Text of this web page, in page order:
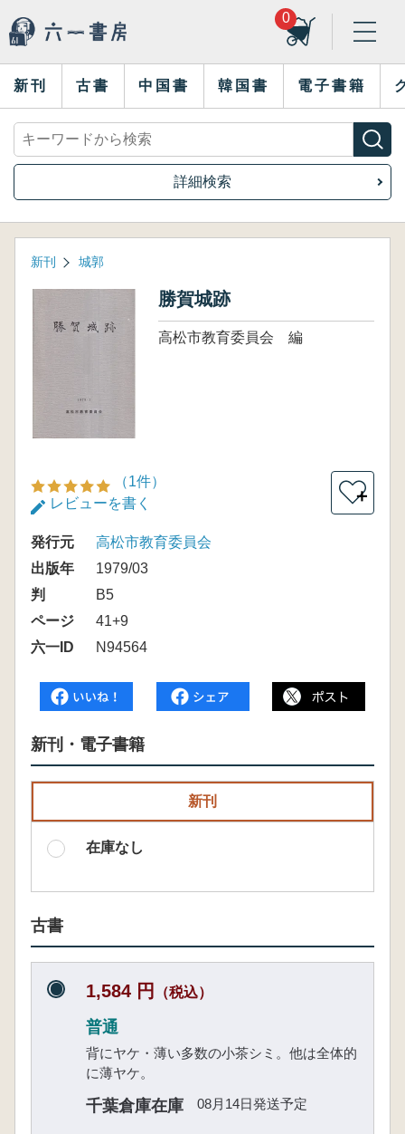
0
新刊 古書 中国書 韓国書 電子書籍
詳細検索
新刊 城郭
勝賀城跡
高松市教育委員会 編
（1件）
レビューを書く
＋
発行元
高松市教育委員会
出版年
1979/03
判
B5
ページ
41+9
六一ID
N94564
新刊・電子書籍
新刊
在庫なし
古書
1,584 円 （税込）
普通
背にヤケ・薄い多数の小茶シミ。他は全体的
に薄ヤケ。
千葉倉庫在庫 08月14日発送予定